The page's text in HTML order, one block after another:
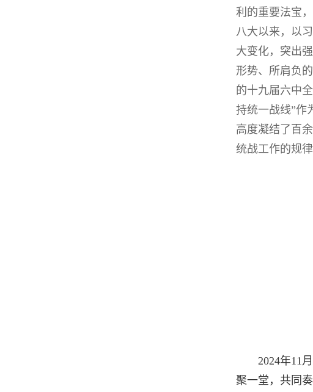
利的重要法宝
八大以来，以
大变化，突出
形势、所肩负
的十九届六中
持统一战线”作
高度凝结了百
统战工作的规
2024年11
聚一堂，共同